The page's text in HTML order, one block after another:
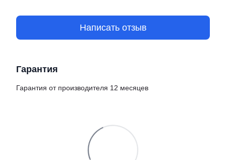
Написать отзыв
Гарантия
Гарантия от производителя 12 месяцев